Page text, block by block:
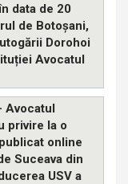
data de 20
de Botoșani,
Dorohoi
Avocatul
Avocatul
privire la o
online
Suceava din
USV a